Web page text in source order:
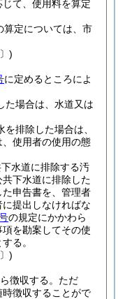
て、使用料を算定
算定については、市
)
に定めるところによ
た場合は、水道又は
排除した場合は、
使用者の使用の態
水道に排除する汚
下水道に排除した
申告書を、管理者
提出しなければな
の規定にかかわら
を勘案してその使
る。
)
徴収する。 ただ
徴収することがで